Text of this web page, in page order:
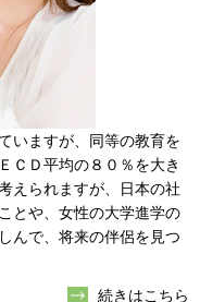
いますが、同等の教育を
ＣＤ平均の８０％を大き
えられますが、日本の社
とや、女性の大学進学の
んで、将来の伴侶を見つ
続きはこちら